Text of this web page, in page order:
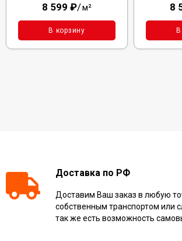
8 599 ₽/м²
В корзину
8
В
Доставка по РФ
Доставим Ваш заказ в любую
собственным транспортом или
так же есть возможность